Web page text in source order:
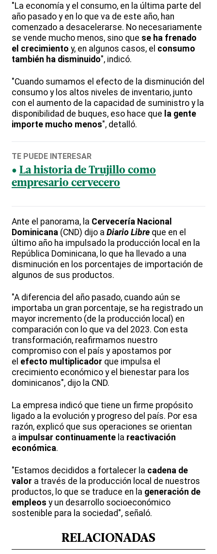
"La economía y el consumo, en la última parte del
año pasado y en lo que va de este año, han
comenzado a desacelerarse. No necesariamente
se vende mucho menos, sino que se ha frenado
el crecimiento y, en algunos casos, el consumo
también ha disminuido", indicó.
"Cuando sumamos el efecto de la disminución del
consumo y los altos niveles de inventario, junto
con el aumento de la capacidad de suministro y la
disponibilidad de buques, eso hace que la gente
importe mucho menos", detalló.
TE PUEDE INTERESAR
La historia de Trujillo como
empresario cervecero
Ante el panorama, la Cervecería Nacional
Dominicana (CND) dijo a Diario Libre que en el
último año ha impulsado la producción local en la
República Dominicana, lo que ha llevado a una
disminución en los porcentajes de importación de
algunos de sus productos.
"A diferencia del año pasado, cuando aún se
importaba un gran porcentaje, se ha registrado un
mayor incremento (de la producción local) en
comparación con lo que va del 2023. Con esta
transformación, reafirmamos nuestro
compromiso con el país y apostamos por
el efecto multiplicador que impulsa el
crecimiento económico y el bienestar para los
dominicanos", dijo la CND.
La empresa indicó que tiene un firme propósito
ligado a la evolución y progreso del país. Por esa
razón, explicó que sus operaciones se orientan
a impulsar continuamente la reactivación
económica.
"Estamos decididos a fortalecer la cadena de
valor a través de la producción local de nuestros
productos, lo que se traduce en la generación de
empleos y un desarrollo socioeconómico
sostenible para la sociedad", señaló.
RELACIONADAS